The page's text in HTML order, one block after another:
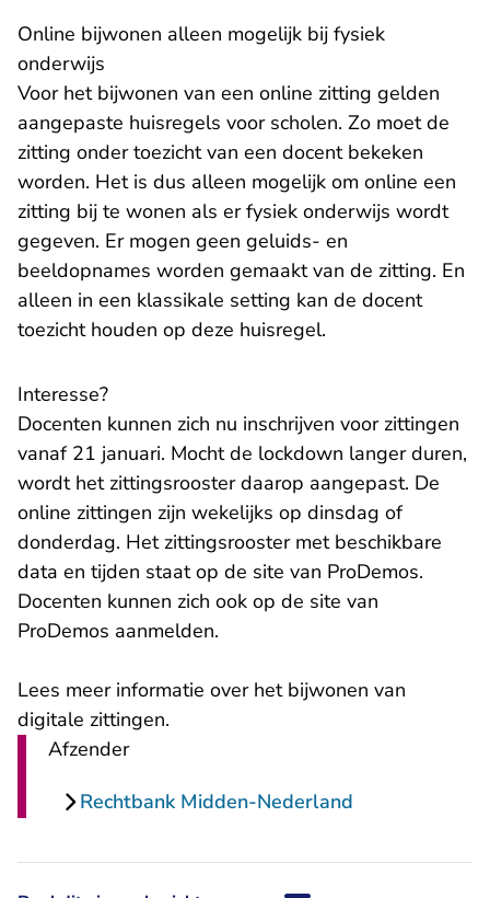
Online bijwonen alleen mogelijk bij fysiek
onderwijs
Voor het bijwonen van een online zitting gelden
aangepaste huisregels voor scholen. Zo moet de
zitting onder toezicht van een docent bekeken
worden. Het is dus alleen mogelijk om online een
zitting bij te wonen als er fysiek onderwijs wordt
gegeven. Er mogen geen geluids- en
beeldopnames worden gemaakt van de zitting. En
alleen in een klassikale setting kan de docent
toezicht houden op deze huisregel.
Interesse?
Docenten kunnen zich nu inschrijven voor zittingen
vanaf 21 januari. Mocht de lockdown langer duren,
wordt het zittingsrooster daarop aangepast. De
online zittingen zijn wekelijks op dinsdag of
donderdag. Het zittingsrooster met beschikbare
data en tijden staat op de site van ProDemos.
Docenten kunnen zich ook op de site van
ProDemos aanmelden.
Lees meer informatie over het bijwonen van
digitale zittingen.
Afzender
Rechtbank Midden-Nederland